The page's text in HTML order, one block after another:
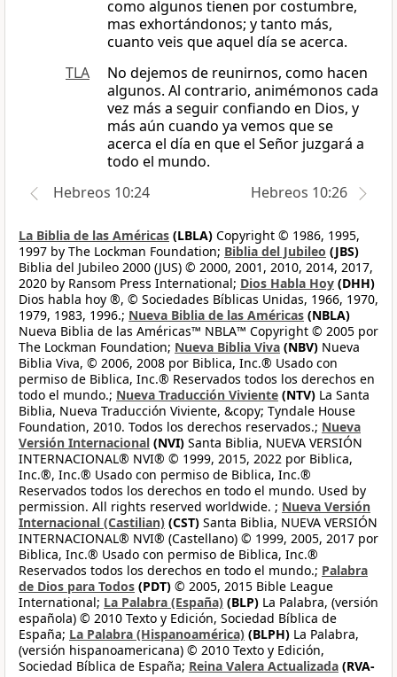
como algunos tienen por costumbre,
mas exhortándonos; y tanto más,
cuanto veis que aquel día se acerca.
TLA
No dejemos de reunirnos, como hacen
algunos. Al contrario, animémonos cada
vez más a seguir confiando en Dios, y
más aún cuando ya vemos que se
acerca el día en que el Señor juzgará a
todo el mundo.
Hebreos 10:24
Hebreos 10:26
La Biblia de las Américas (LBLA) Copyright © 1986, 1995,
1997 by The Lockman Foundation; Biblia del Jubileo (JBS)
Biblia del Jubileo 2000 (JUS) © 2000, 2001, 2010, 2014, 2017,
2020 by Ransom Press International; Dios Habla Hoy (DHH)
Dios habla hoy ®, © Sociedades Bíblicas Unidas, 1966, 1970,
1979, 1983, 1996.; Nueva Biblia de las Américas (NBLA)
Nueva Biblia de las Américas™ NBLA™ Copyright © 2005 por
The Lockman Foundation; Nueva Biblia Viva (NBV) Nueva
Biblia Viva, © 2006, 2008 por Biblica, Inc.® Usado con
permiso de Biblica, Inc.® Reservados todos los derechos en
todo el mundo.; Nueva Traducción Viviente (NTV) La Santa
Biblia, Nueva Traducción Viviente, &copy; Tyndale House
Foundation, 2010. Todos los derechos reservados.; Nueva
Versión Internacional (NVI) Santa Biblia, NUEVA VERSIÓN
INTERNACIONAL® NVI® © 1999, 2015, 2022 por Biblica,
Inc.®, Inc.® Usado con permiso de Biblica, Inc.®
Reservados todos los derechos en todo el mundo. Used by
permission. All rights reserved worldwide. ; Nueva Versión
Internacional (Castilian) (CST) Santa Biblia, NUEVA VERSIÓN
INTERNACIONAL® NVI® (Castellano) © 1999, 2005, 2017 por
Biblica, Inc.® Usado con permiso de Biblica, Inc.®
Reservados todos los derechos en todo el mundo.; Palabra
de Dios para Todos (PDT) © 2005, 2015 Bible League
International; La Palabra (España) (BLP) La Palabra, (versión
española) © 2010 Texto y Edición, Sociedad Bíblica de
España; La Palabra (Hispanoamérica) (BLPH) La Palabra,
(versión hispanoamericana) © 2010 Texto y Edición,
Sociedad Bíblica de España; Reina Valera Actualizada (RVA-